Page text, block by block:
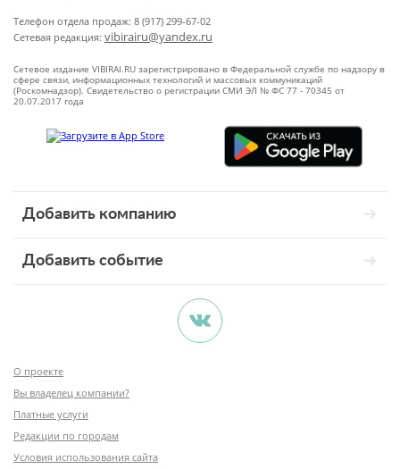
Телефон отдела продаж: 8 (917) 299-67-02
Сетевая редакция: vibirairu@yandex.ru
Сетевое издание VIBIRAI.RU зарегистрировано в Федеральной службе по надзору в
сфере связи, информационных технологий и массовых коммуникаций
(Роскомнадзор). Свидетельство о регистрации СМИ ЭЛ № ФС 77 - 70345 от
20.07.2017 года
Добавить компанию
Добавить событие
О проекте
Вы владелец компании?
Платные услуги
Редакции по городам
Условия использования сайта